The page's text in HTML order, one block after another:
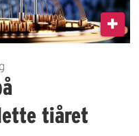
tiåret